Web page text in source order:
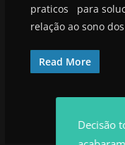
praticos para
relação ao sono dos
Read More
Decisão